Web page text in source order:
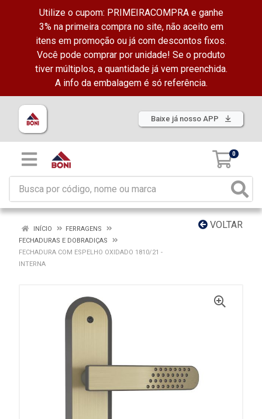
Utilize o cupom: PRIMEIRACOMPRA e ganhe
3% na primeira compra no site, não aceito em
itens em promoção ou já com descontos fixos.
Você pode comprar por unidade! Se o produto
tiver múltiplos, a quantidade já vem preenchida.
A info da embalagem é só referência.
Baixe já nosso APP
0
VOLTAR
INÍCIO
FERRAGENS
FECHADURAS E DOBRADIÇAS
FECHADURA COM ESPELHO OXIDADO 1810/21 -
INTERNA